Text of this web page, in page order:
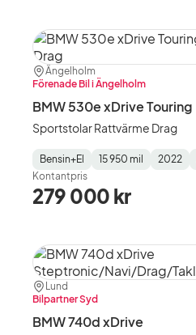
Plats:
Ängelholm
Återförsäljare:
Förenade Bil i Ängelholm
BMW 530e xDrive Touring
Sportstolar Rattvärme Drag
Fuel
Type:
Bensin+El
Mätarställning:
15 950 mil
Model
Year:
2022
Gearbox
Type:
Kontantpris
279 000 kr
Plats:
Lund
Återförsäljare:
Bilpartner Syd
BMW 740d xDrive